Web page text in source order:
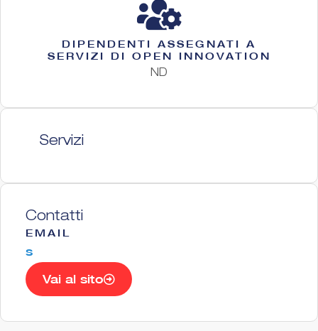
DIPENDENTI ASSEGNATI A
SERVIZI DI OPEN INNOVATION
ND
Servizi
Contatti
EMAIL
s
Vai al sito